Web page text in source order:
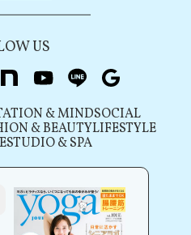
US
）
note youtubeline
& MINDSOCIAL
& BEAUTYLIFESTYLE
STUDIO & SPA